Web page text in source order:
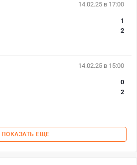
14.02.25 в 17:00
1
2
14.02.25 в 15:00
0
2
ПОКАЗАТЬ ЕЩЕ